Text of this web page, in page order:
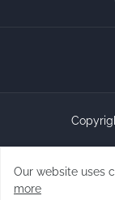
Our website uses
more